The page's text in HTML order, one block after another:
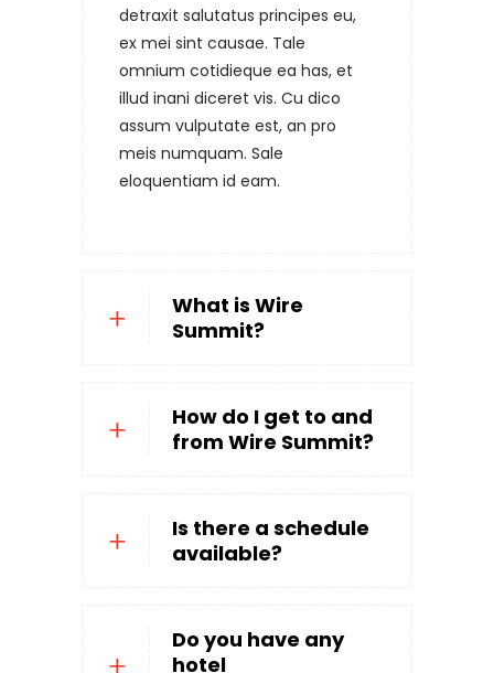
detraxit salutatus principes eu,
ex mei sint causae. Tale
omnium cotidieque ea has, et
illud inani diceret vis. Cu dico
assum vulputate est, an pro
meis numquam. Sale
eloquentiam id eam.
What is Wire
Summit?
How do I get to and
from Wire Summit?
Is there a schedule
available?
Do you have any
hotel